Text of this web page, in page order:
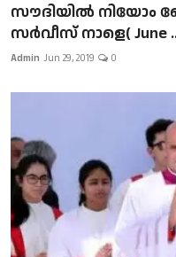
സൗദിയിൽ നിയോം
സർവീസ് നാളെ( June
Admin Jun 29, 2019 0